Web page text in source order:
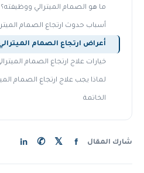
ما هو الصمام الميترالي ووظيفته؟
أسباب حدوث ارتجاع الصمام
أعراض ارتجاع الصمام
خيارات علاج ارتجاع الصمام
لماذا يجب علاج ارتجاع الصمام
الخاتمة
شارك المقال f
𝕏
✆
in